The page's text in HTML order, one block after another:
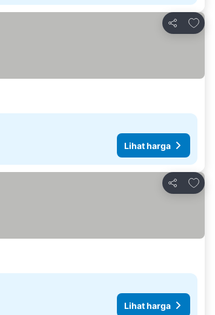
Bagikan
Lihat harga
Bagikan
Lihat harga